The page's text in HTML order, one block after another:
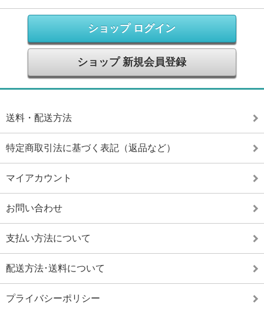
ショップ ログイン
ショップ 新規会員登録
送料・配送方法
特定商取引法に基づく表記（返品など）
マイアカウント
お問い合わせ
支払い方法について
配送方法･送料について
プライバシーポリシー